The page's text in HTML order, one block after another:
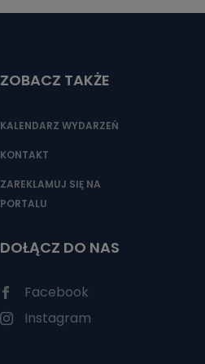
ZOBACZ TAKŻE
KALENDARZ WYDARZEŃ
KONTAKT
ZAREKLAMUJ SIĘ NA
PORTALU
DOŁĄCZ DO NAS
Facebook
Instagram